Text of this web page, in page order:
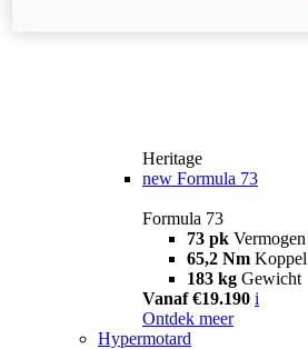
Heritage
new Formula 73
Formula 73
73 pk Vermogen
65,2 Nm Koppel
183 kg Gewicht
Vanaf €19.190 i
Ontdek meer
Hypermotard